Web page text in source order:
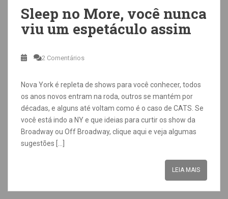
Sleep no More, você nunca
viu um espetáculo assim
2 Comentários
Nova York é repleta de shows para você conhecer, todos
os anos novos entram na roda, outros se mantém por
décadas, e alguns até voltam como é o caso de CATS. Se
você está indo a NY e que ideias para curtir os show da
Broadway ou Off Broadway, clique aqui e veja algumas
sugestões […]
LEIA MAIS